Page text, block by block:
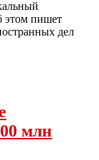
этом пишет
дел
млн